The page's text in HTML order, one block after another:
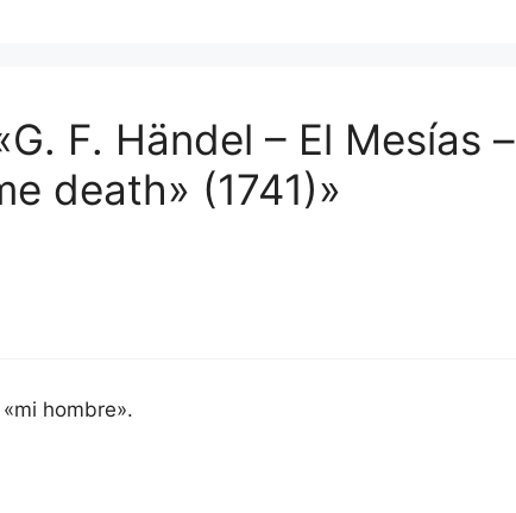
F. Händel – El Mesías –
death» (1741)»
hombre».